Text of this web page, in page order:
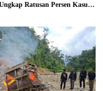
Ratusan Persen Kasus